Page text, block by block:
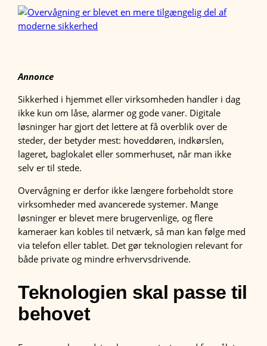
Annonce
Sikkerhed i hjemmet eller virksomheden handler i dag
ikke kun om låse, alarmer og gode vaner. Digitale
løsninger har gjort det lettere at få overblik over de
steder, der betyder mest: hoveddøren, indkørslen,
lageret, baglokalet eller sommerhuset, når man ikke
selv er til stede.
Overvågning er derfor ikke længere forbeholdt store
virksomheder med avancerede systemer. Mange
løsninger er blevet mere brugervenlige, og flere
kameraer kan kobles til netværk, så man kan følge med
via telefon eller tablet. Det gør teknologien relevant for
både private og mindre erhvervsdrivende.
Teknologien skal passe til
behovet